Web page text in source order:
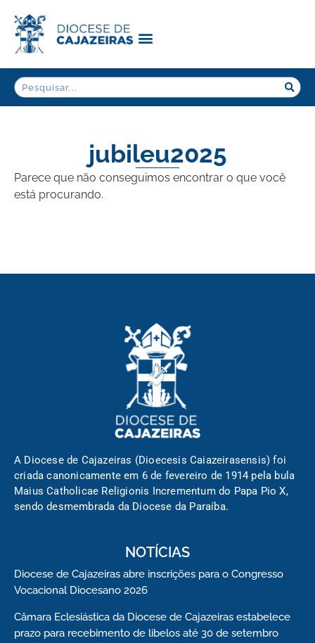
jubileu2025
Parece que não conseguimos encontrar o que você
está procurando.
A Diocese de Cajazeiras (Dioecesis Caiazeirasensis) foi
criada canonicamente em 6 de fevereiro de 1914 pela bula
Maius Catholicae Religionis Incrementum do Papa Pio X,
sendo desmembrada da Diocese da Paraíba.
NOTÍCIAS
Diocese de Cajazeiras abre inscrições para o Congresso
Vocacional Diocesano 2026
Câmara Eclesiástica da Diocese de Cajazeiras estabelece
prazo para recebimento de libelos até 30 de setembro